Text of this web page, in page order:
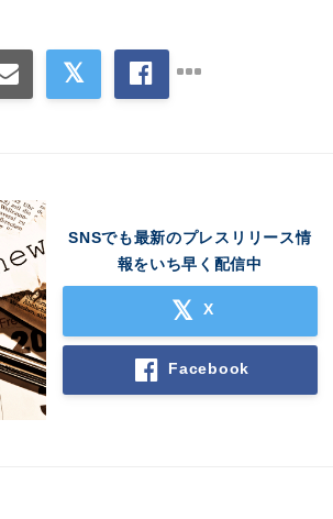
SNSでも最新のプレスリリース情
報をいち早く配信中
X
Facebook